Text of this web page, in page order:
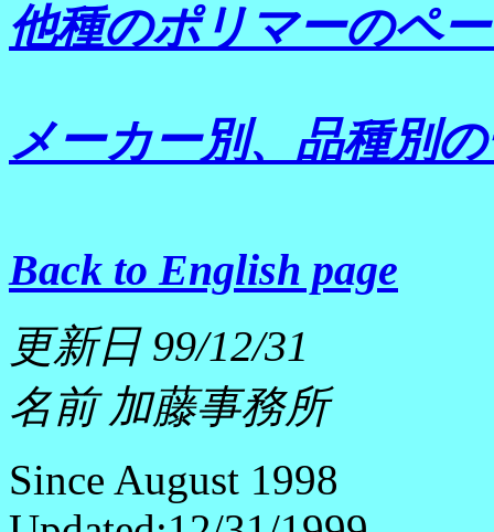
他種のポリマーのペ
メーカー別、品種別
Back to English page
更新日 99/12/31
名前 加藤事務所
Since August 1998